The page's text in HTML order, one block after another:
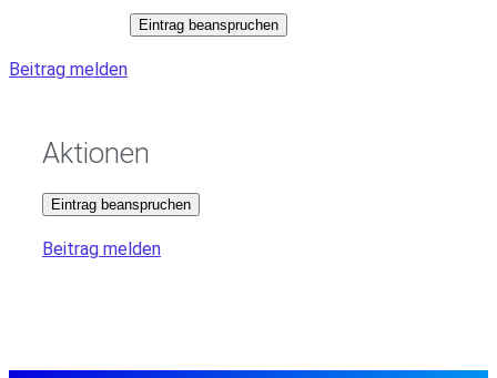
Eintrag beanspruchen
Beitrag melden
Aktionen
Eintrag beanspruchen
Beitrag melden